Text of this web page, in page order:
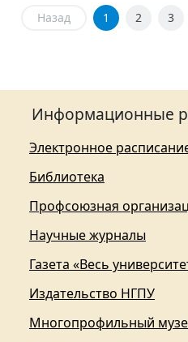
Назад 1 2 3
Информационные
Электронное
Библиотека
Профсоюзная
Научные журналы
Газета «Весь
Издательство НГПУ
Многопрофильный